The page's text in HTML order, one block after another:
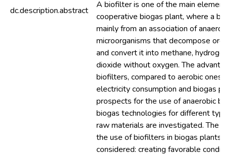
dc.description.abstract
A biofilter is one of the main
cooperative biogas plant, where a
mainly from an association of
microorganisms that decompose
and convert it into methane,
dioxide without oxygen. The
biofilters, compared to aerobic
electricity consumption and biogas
prospects for the use of anaerobic
biogas technologies for different
raw materials are investigated. The
the use of biofilters in biogas plants
considered: creating favorable